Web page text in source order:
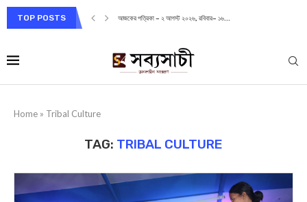
TOP POSTS আজকের পত্রিকা – ২ আগস্ট ২০২৬, রবিবার– ১৬...
Home » Tribal Culture
TAG: TRIBAL CULTURE